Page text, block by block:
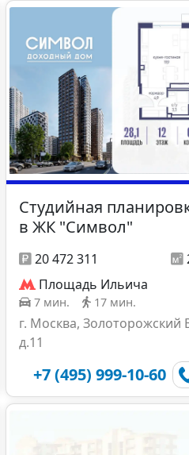
Студийная
в ЖК "Символ"
20 472 311
Площадь Ильича
7 мин. 17 мин.
г. Москва, Золоторожский
д.11
+7 (495) 999-10-60